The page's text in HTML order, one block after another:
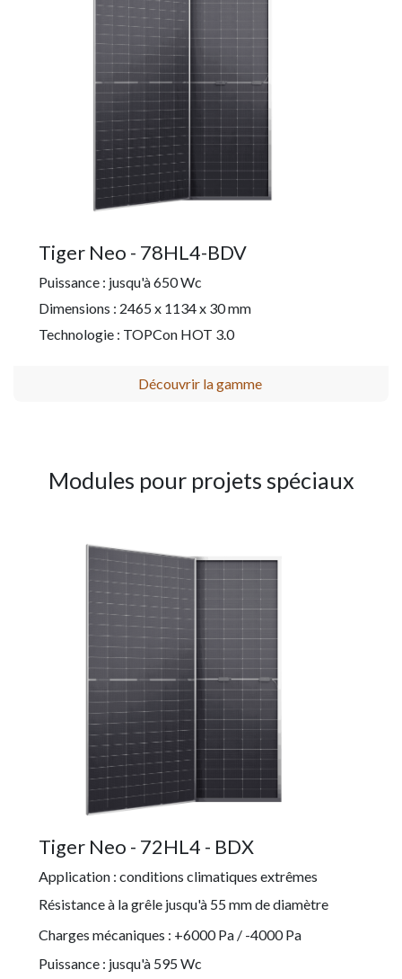
Tiger Neo - 78HL4-BDV
Puissance : jusqu'à 650 Wc
Dimensions : 2465 x 1134 x 30 mm
Technologie : TOPCon HOT 3.0
Découvrir la gamme
Modules pour projets spéciaux
Tiger Neo - 72HL4 - BDX
Application : conditions climatiques extrêmes
Résistance à la grêle jusqu'à 55 mm de diamètre
Charges mécaniques : +6000 Pa / -4000 Pa
Puissance : jusqu'à 595 Wc